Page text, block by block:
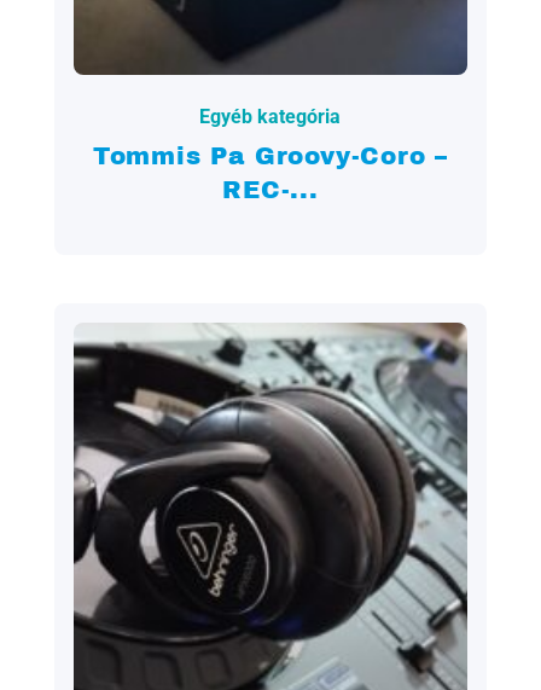
2023.06.06.
Egyéb kategória
Tommis Pa Groovy-Coro –
REC-...